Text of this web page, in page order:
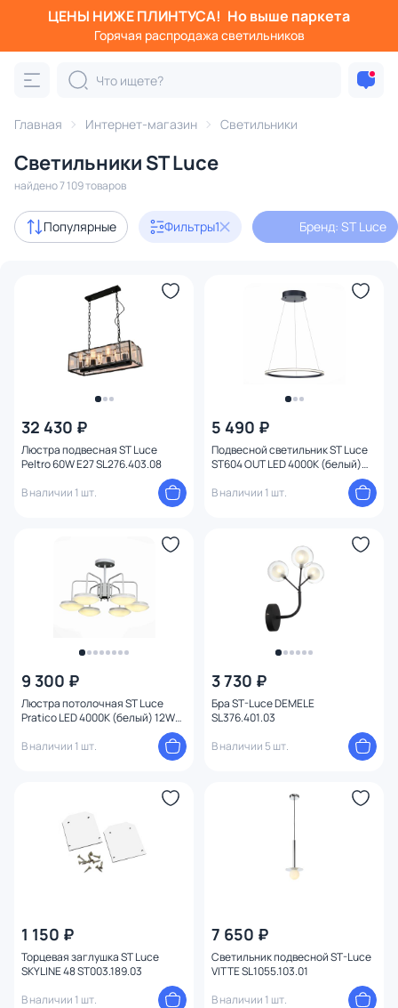
ЦЕНЫ НИЖЕ ПЛИНТУСА! Но выше паркета
Горячая распродажа светильников
Главная Интернет-магазин Светильники
Светильники ST Luce
найдено 7 109 товаров
Популярные Фильтры1 Бренд: ST Luce
32 430 ₽
Люстра подвесная ST Luce
Peltro 60W E27 SL276.403.08
В наличии 1 шт.
5 490 ₽
Подвесной светильник ST Luce
ST604 OUT LED 4000К (белый)
В наличии 1 шт.
9 300 ₽
Люстра потолочная ST Luce
Pratico LED 4000К (белый) 12W
В наличии 1 шт.
3 730 ₽
Бра ST-Luce DEMELE
SL376.401.03
В наличии 5 шт.
1 150 ₽
Торцевая заглушка ST Luce
SKYLINE 48 ST003.189.03
В наличии 1 шт.
7 650 ₽
Светильник подвесной ST-Luce
VITTE SL1055.103.01
В наличии 1 шт.
Фильтры
Категория:
Люстры Подвесные светильники
В наличии 18
Материал
Форма плафона
Оформление
Конструкция
Мощность ламп